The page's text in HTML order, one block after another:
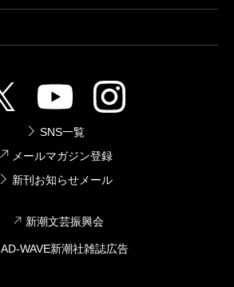
SNS一覧
メールマガジン登録
新刊お知らせメール
新潮文芸振興会
AD-WAVE新潮社雑誌広告